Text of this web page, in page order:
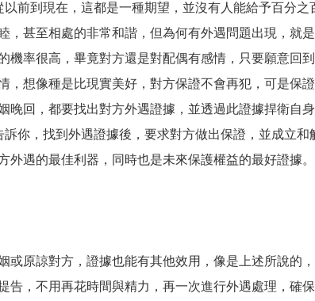
前到現在，這都是一種期望，並沒有人能給予百分之
，甚至相處的非常和諧，但為何有外遇問題出現，就
機率很高，畢竟對方還是對配偶有感情，只要願意回
，想像種是比現實美好，對方保證不會再犯，可是保
晚回，都要找出對方外遇證據，並透過此證據捍衛自
你，找到外遇證據後，要求對方做出保證，並成立
遇的最佳利器，同時也是未來保護權益的最好證據。
或原諒對方，證據也能有其他效用，像是上述所說的
告，不用再花時間與精力，再一次進行外遇處理，確